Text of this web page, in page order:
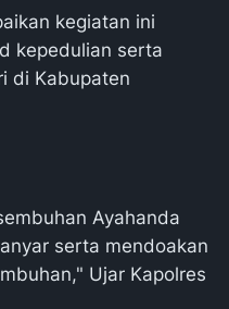
kegiatan ini
kepedulian serta
di Kabupaten
Ayahanda
serta mendoakan
Ujar Kapolres